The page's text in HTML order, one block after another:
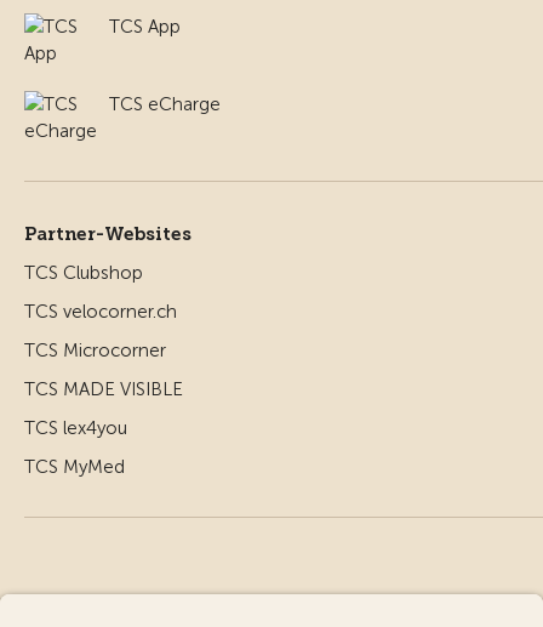
TCS App
TCS eCharge
Partner-Websites
TCS Clubshop
TCS velocorner.ch
TCS Microcorner
TCS MADE VISIBLE
TCS lex4you
TCS MyMed